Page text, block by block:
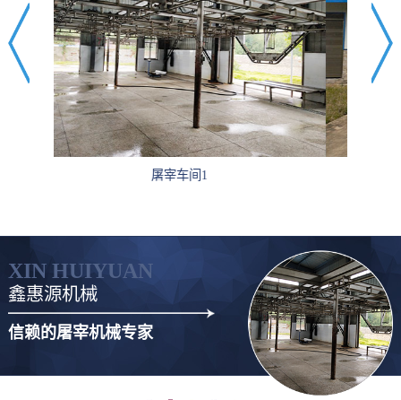
厂房环境4
XIN HUIYUAN
鑫惠源机械
信赖的屠宰机械专家